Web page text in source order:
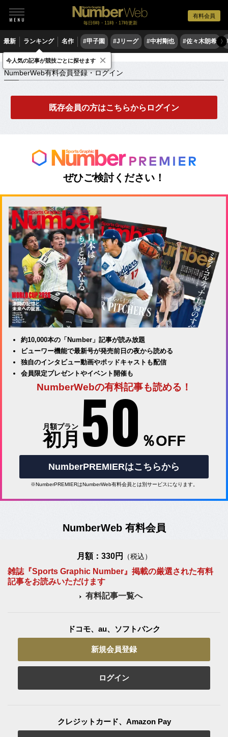
有料会員
毎日6時・11時・17時更新
最新 ランキング 名作 #甲子園 #Jリーグ #中村剛也 #佐々木朗希 〉
NumberWeb有料会員登録・ログイン
NumberWeb有料会員登録・ログイン
既存会員の方はこちらからログイン
ぜひご検討ください！
約10,000本の「Number」記事が読み放題
ビューワー機能で最新号が発売前日の夜から読める
独自のインタビュー動画やポッドキャストも配信
会員限定プレゼントやイベント開催も
NumberWebの有料記事も読める！
月額プラン
初月 50 ％OFF
NumberPREMIERはこちらから
※NumberPREMIERはNumberWeb有料会員とは別サービスになります。
NumberWeb 有料会員
月額：330円 （税込）
雑誌『Sports Graphic Number』掲載の厳選された有料
記事をお読みいただけます
有料記事一覧へ
ドコモ、au、ソフトバンク
新規会員登録
ログイン
クレジットカード、Amazon Pay
今人気の記事が競技ごとに探せます ×